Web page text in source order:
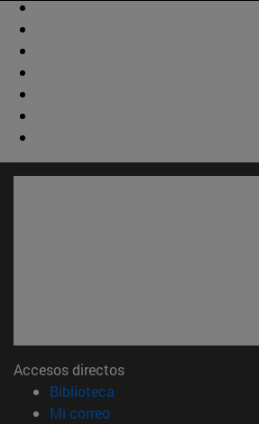
Accesos directos
Biblioteca
Mi correo(abre en nueva ventana)